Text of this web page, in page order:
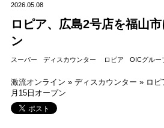
2026.05.08
ロピア、広島2号店を福山
ン
スーパー ディスカウンター ロピア OICグルー
激流オンライン » ディスカウンター » ロ
月15日オープン